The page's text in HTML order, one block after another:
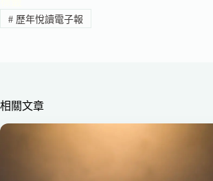
#歷年悅讀電子報
相關文章